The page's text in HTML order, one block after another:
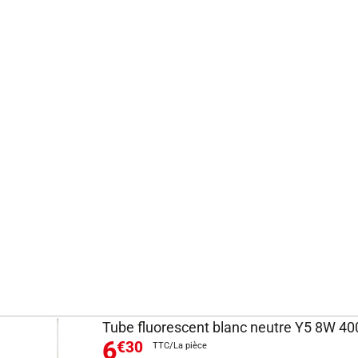
Tube fluorescent blanc neutre Y5 8W
6€30 TTC/La pièce